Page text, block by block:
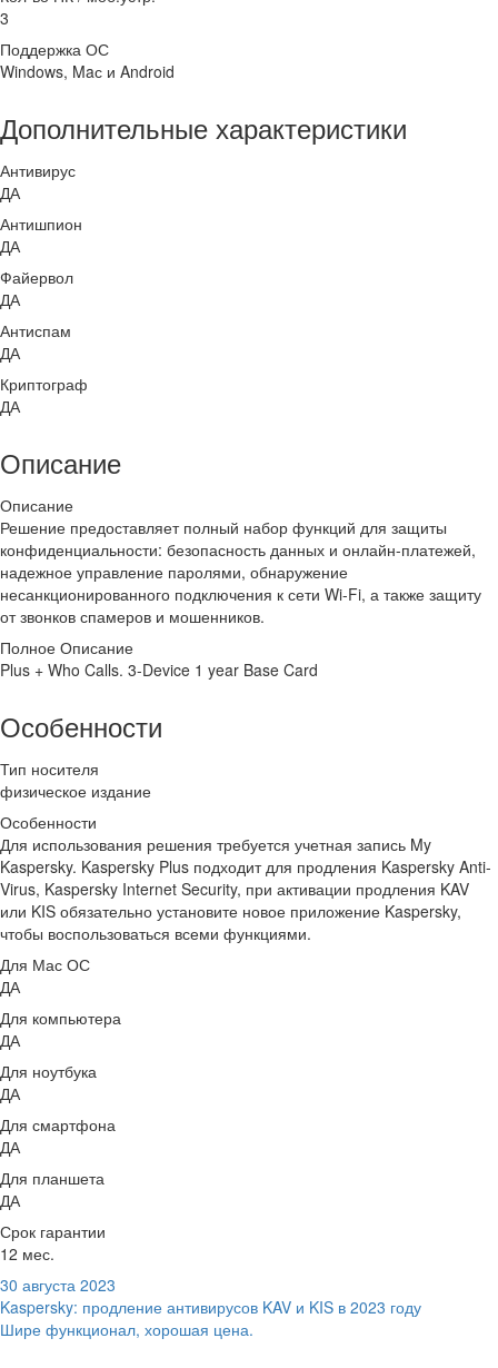
3
Поддержка ОС
Windows, Maс и Android
Дополнительные характеристики
Антивирус
ДА
Антишпион
ДА
Файервол
ДА
Антиспам
ДА
Криптограф
ДА
Описание
Описание
Решение предоставляет полный набор функций для защиты
конфиденциальности: безопасность данных и онлайн-платежей,
надежное управление паролями, обнаружение
несанкционированного подключения к сети Wi-Fi, а также защиту
от звонков спамеров и мошенников.
Полное Описание
Plus + Who Calls. 3-Device 1 year Base Card
Особенности
Тип носителя
физическое издание
Особенности
Для использования решения требуется учетная запись My
Kaspersky. Kaspersky Plus подходит для продления Kaspersky Anti-
Virus, Kaspersky Internet Security, при активации продления KAV
или KIS обязательно установите новое приложение Kaspersky,
чтобы воспользоваться всеми функциями.
Для Мас ОС
ДА
Для компьютера
ДА
Для ноутбука
ДА
Для смартфона
ДА
Для планшета
ДА
Срок гарантии
12 мес.
30 августа 2023
Kaspersky: продление антивирусов KAV и KIS в 2023 году
Шире функционал, хорошая цена.